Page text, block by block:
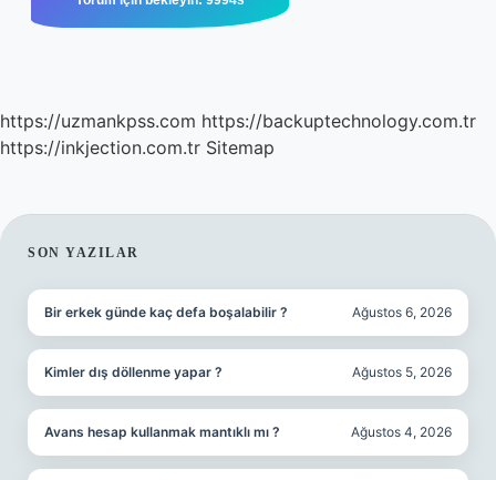
https://uzmankpss.com https://backuptechnology.com.tr
https://inkjection.com.tr Sitemap
SIDEBAR
SON YAZILAR
Bir erkek günde kaç defa boşalabilir ? Ağustos 6, 2026
Kimler dış döllenme yapar ? Ağustos 5, 2026
Avans hesap kullanmak mantıklı mı ? Ağustos 4, 2026